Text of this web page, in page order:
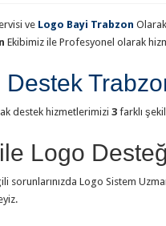
ve Logo Bayi Trabzon Olarak
Ekibimiz ile Profesyonel olarak
Destek
destek hizmetlerimizi 3 farklı
Logo
sorunlarınızda Logo Sistem